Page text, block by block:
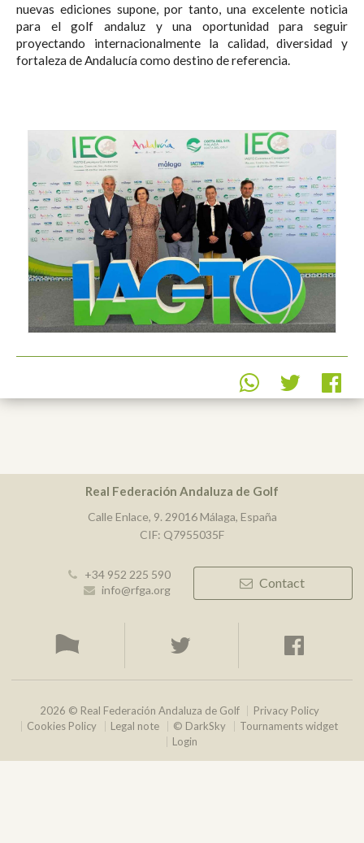
nuevas ediciones supone, por tanto, una excelente noticia
para el golf andaluz y una oportunidad para seguir
proyectando internacionalmente la calidad, diversidad y
fortaleza de Andalucía como destino de referencia.
Real Federación Andaluza de Golf
Calle Enlace, 9. 29016 Málaga, España
CIF: Q7955035F
+34 952 225 590
info@rfga.org
Contact
2026 © Real Federación Andaluza de Golf
Privacy Policy
Cookies Policy
Legal note © DarkSky
Tournaments widget
Login